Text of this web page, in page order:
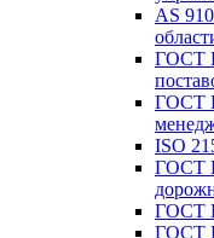
AS
ГОСТ
ГОСТ
ISO
ГОСТ
ГОСТ
ГОСТ